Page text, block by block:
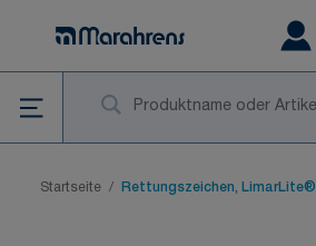
Startseite / Rettungszeichen, LimarLite®